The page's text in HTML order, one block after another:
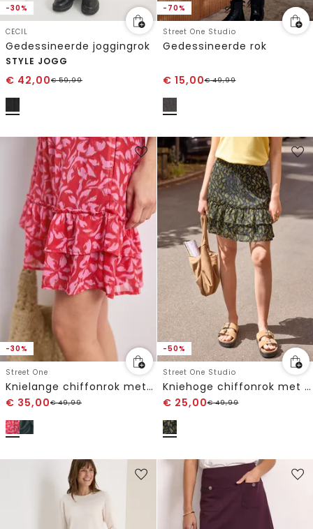
-30%
CECIL
Gedessineerde joggingrok
STYLE JOGG
€ 42,00€59,99
-70%
Street One Studio
Gedessineerde rok
€ 15,00€49,99
-30%
Street One
Knielange chiffonrok met volants
€ 35,00€49,99
-50%
Street One Studio
Kniehoge chiffonrok met print
€ 25,00€49,99